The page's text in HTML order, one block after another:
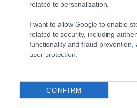
related to personalization.
I want to allow Google to enable
related to security, including
functionality and fraud prevention,
user protection.
CONFIRM
HÍRLEVÉL
E-mail cím